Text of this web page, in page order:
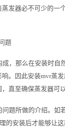
发器必不可少的
题
成，那么在安装时
。因此安装mvr蒸
直至确保蒸发器可
题所做的介绍。
的安装后才能够让这